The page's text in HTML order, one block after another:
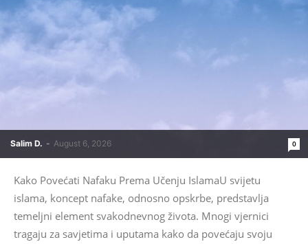
Salim D. - August 6, 2026 0
Kako Povećati Nafaku Prema Učenju IslamaU svijetu
islama, koncept nafake, odnosno opskrbe, predstavlja
temeljni element svakodnevnog života. Mnogi vjernici
tragaju za savjetima i uputama kako da povećaju svoju